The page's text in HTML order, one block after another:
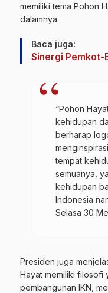
memiliki tema Pohon
dalamnya.
Baca juga:
Sinergi Pemkot-
“Pohon
kehidupan
berharap
tempat
semuanya,
kehidupan
Indonesia
Selasa 30
Presiden juga
Hayat memiliki filosofi
pembangunan IKN,